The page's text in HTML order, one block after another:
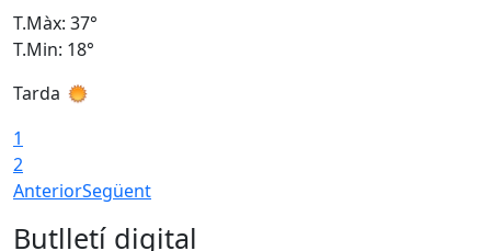
T.Màx: 37°
T.Min: 18°
Tarda
1
2
AnteriorSegüent
Butlletí digital